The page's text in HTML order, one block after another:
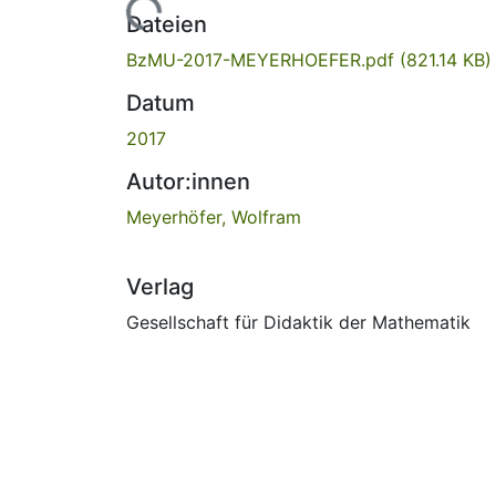
Lade...
Dateien
BzMU-2017-MEYERHOEFER.pdf (821.14 KB)
Datum
2017
Autor:innen
Meyerhöfer, Wolfram
Verlag
Gesellschaft für Didaktik der Mathematik